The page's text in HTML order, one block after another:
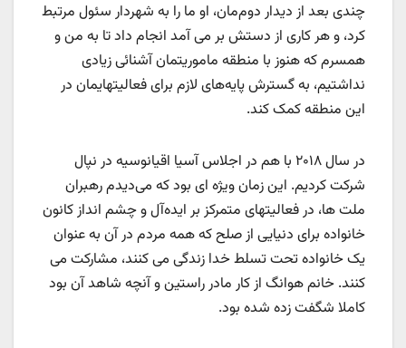
چندی بعد از دیدار دوم‌مان، او ما را به شهردار سئول مرتبط
کرد، و هر کاری از دستش بر می آمد انجام داد تا به من و
همسرم که هنوز با منطقه ماموریتمان آشنائی زیادی
نداشتیم، به گسترش پایه‌های لازم برای فعالیتهایمان در
این منطقه کمک کند.
در سال ۲۰۱۸ با هم در اجلاس آسیا اقیانوسیه در نپال
شرکت کردیم. این زمان ویژه ای بود که می‌دیدم رهبران
ملت ها، در فعالیتهای متمرکز بر ایده‌آل و چشم انداز کانون
خانواده برای دنیایی از صلح که همه مردم در آن به عنوان
یک خانواده تحت تسلط خدا زندگی می کنند، مشارکت می
کنند. خانم هوانگ از کار مادر راستین و آنچه شاهد آن بود
کاملا شگفت زده شده بود.